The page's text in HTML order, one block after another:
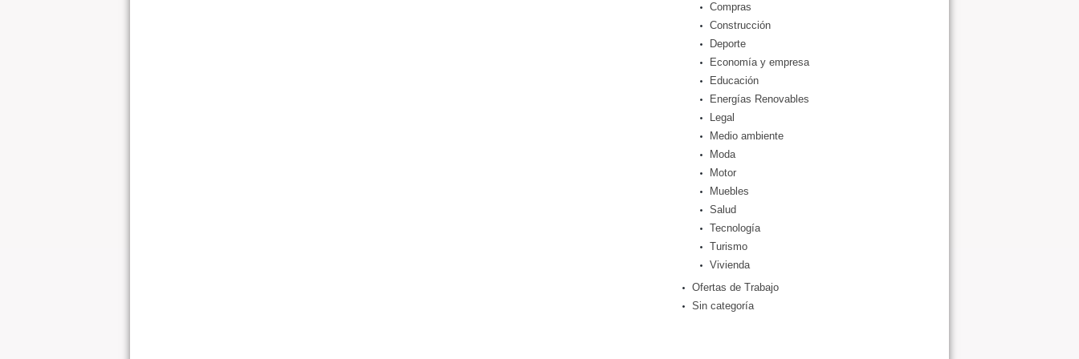
Compras
Construcción
Deporte
Economía y empresa
Educación
Energías Renovables
Legal
Medio ambiente
Moda
Motor
Muebles
Salud
Tecnología
Turismo
Vivienda
Ofertas de Trabajo
Sin categoría